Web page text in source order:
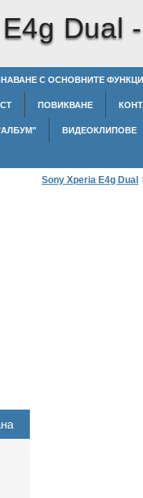
Dual -
С ОСНОВНИТЕ
ПОВИКВАНЕ
ВИДЕОКЛИПОВЕ
Sony Xperia E4g Dual